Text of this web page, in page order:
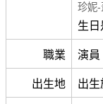
珍妮-
生日
職業 演員
出生地 出生